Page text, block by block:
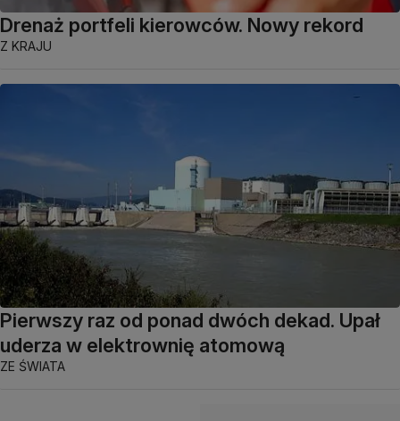
Drenaż portfeli kierowców. Nowy rekord
Z KRAJU
Pierwszy raz od ponad dwóch dekad. Upał
uderza w elektrownię atomową
ZE ŚWIATA